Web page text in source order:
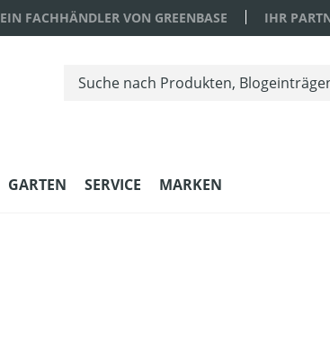
EIN FACHHÄNDLER VON GREENBASE IHR
GARTEN SERVICE MARKEN